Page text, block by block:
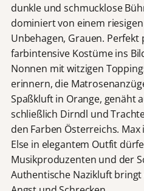
dunkle und schmucklose
dominiert von einem
Unbehagen, Grauen.
farbintensive Kostüme ins
Nonnen mit witzigen
erinnern, die
Spaßkluft in Orange, genäht
schließlich Dirndl und
den Farben Österreichs.
Else in elegantem Outfit
Musikproduzenten und der
Authentische Nazikluft